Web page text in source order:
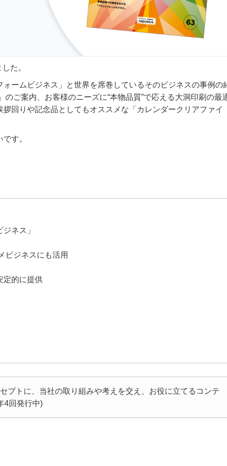
た。
ームビジネス」と世界を席巻しているそのビジネスの事例の
ご案内、お客様のニーズに“本物品質”で応える大洞印刷の最
回りや記念品としてもオススメな「カレンダークリアファイ
す。
ネス」
ビジネスにも活用
定的に提供
プトに、当社の取り組みや考えを交え、お役に立てるコンテ
4回発行中)